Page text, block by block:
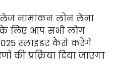
नामांकन लोन लेना
लिए आप सभी लोग
स्लाइडर कैसे करेंगे
प्रक्रिया दिया जाएगा